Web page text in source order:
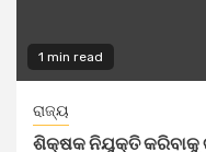
1 min read
ରାଜ୍ୟ
ଶିକ୍ଷକ ନିଯୁକ୍ତି କରିବାକୁ